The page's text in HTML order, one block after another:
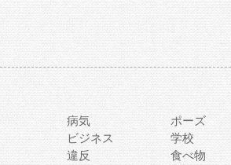
病気
ポーズ
ビジネス
学校
違反
食べ物